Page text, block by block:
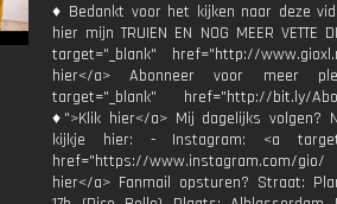
♦ Bedankt voor het kijken naar deze
hier mijn TRUIEN EN NOG MEER VETTE
target="_blank" href="http://
hier</a> Abonneer voor meer
target="_blank" href="http://bit.ly/
♦">Klik hier</a> Mij dagelijks volgen?
kijkje hier: - Instagram: <a
href="https://www.instagram.com/
hier</a> Fanmail opsturen? Straat: